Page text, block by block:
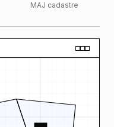
MAJ cadastre